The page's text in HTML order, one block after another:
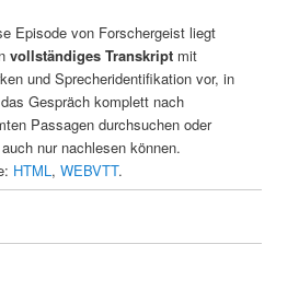
Episode von Forschergeist liegt
vollständiges Transkriptmit
und Sprecheridentifikation vor, in
Gespräch komplett nach
Passagen durchsuchen oder
nur nachlesen können.
HTML, WEBVTT.